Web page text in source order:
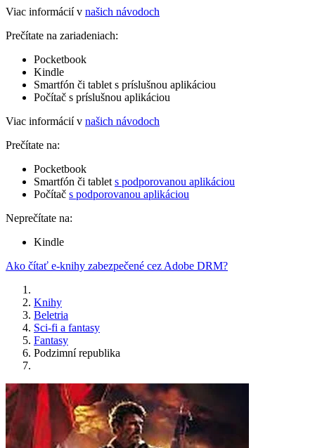
Viac informácií v našich návodoch
Prečítate na zariadeniach:
Pocketbook
Kindle
Smartfón či tablet s príslušnou aplikáciou
Počítač s príslušnou aplikáciou
Viac informácií v našich návodoch
Prečítate na:
Pocketbook
Smartfón či tablet s podporovanou aplikáciou
Počítač s podporovanou aplikáciou
Neprečítate na:
Kindle
Ako čítať e-knihy zabezpečené cez Adobe DRM?
Knihy
Beletria
Sci-fi a fantasy
Fantasy
Podzimní republika